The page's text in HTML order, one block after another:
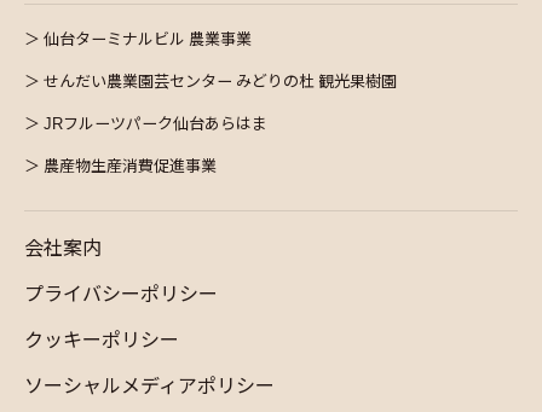
仙台ターミナルビル 農業事業
せんだい農業園芸センター みどりの杜 観光果樹園
JRフルーツパーク仙台あらはま
農産物生産消費促進事業
会社案内
プライバシーポリシー
クッキーポリシー
ソーシャルメディアポリシー